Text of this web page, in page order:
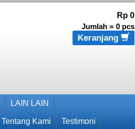
Rp 0
Jumlah = 0pcs
Keranjang
LAIN LAIN
Tentang Kami Testimoni